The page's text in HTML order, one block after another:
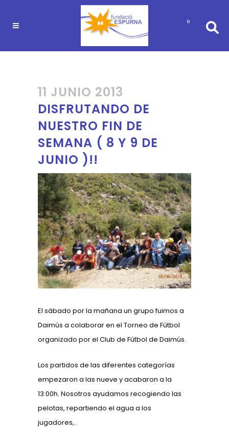
0
11 JUNIO 2013
DISFRUTANDO DE
NUESTRO FIN DE
SEMANA ( 8 Y 9 DE
JUNIO )!!
El sábado por la mañana un grupo fuimos a
Daimús a colaborar en el Torneo de Fútbol
organizado por el Club de Fútbol de Daimús.
Los partidos de las diferentes categorías
empezaron a las nueve y acabaron a la
13:00h. Nosotros ayudamos recogiendo las
pelotas, repartiendo el agua a los
jugadores,..